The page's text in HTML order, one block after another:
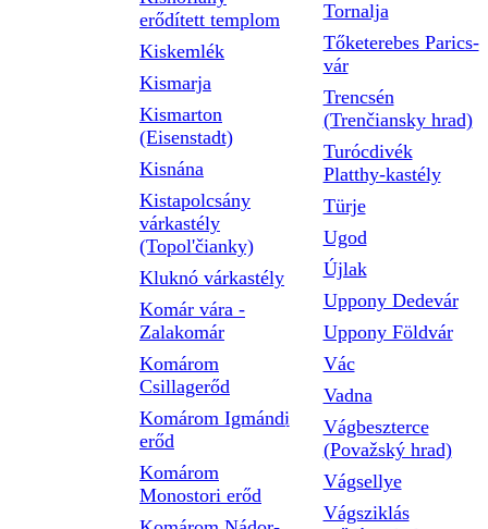
erődített templom
Kiskemlék
Kismarja
Kismarton
(Eisenstadt)
Kisnána
Kistapolcsány
várkastély
(Topol'čianky)
Kluknó várkastély
Komár vára -
Zalakomár
Komárom
Csillagerőd
Komárom Igmándi
erőd
Komárom
Monostori erőd
Tornalja
Tőketerebes Parics-
vár
Trencsén
(Trenčiansky hrad)
Turócdivék
Platthy-kastély
Türje
Ugod
Újlak
Uppony Dedevár
Uppony Földvár
Vác
Vadna
Vágbeszterce
(Považský hrad)
Vágsellye
Vágsziklás